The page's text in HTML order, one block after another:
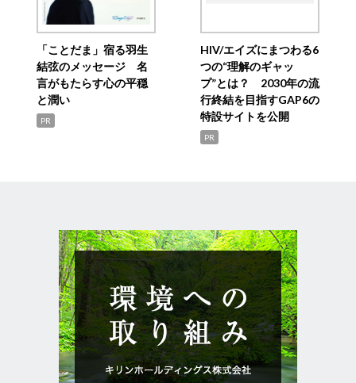
「ことだま」宿る羽生
結弦のメッセージ 名
言がもたらす心の平穏
と潤い
PR
HIV/エイズにまつわる6
つの“理解のギャッ
プ”とは？ 2030年の流
行終結を目指すGAP6の
特設サイトを公開
PR